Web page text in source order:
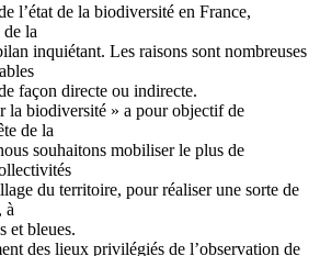
l’état de la biodiversité en France,
la
inquiétant. Les raisons sont nombreuses
façon directe ou indirecte.
la biodiversité » a pour objectif de
de la
souhaitons mobiliser le plus de
du territoire, pour réaliser une sorte de
à
et bleues.
des lieux privilégiés de l’observation de